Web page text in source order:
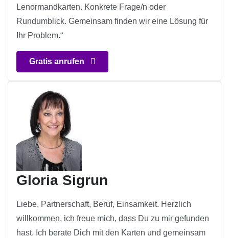
Lenormandkarten. Konkrete Frage/n oder
Rundumblick. Gemeinsam finden wir eine Lösung für
Ihr Problem.“
Gratis anrufen
Gloria Sigrun
Liebe, Partnerschaft, Beruf, Einsamkeit. Herzlich
willkommen, ich freue mich, dass Du zu mir gefunden
hast. Ich berate Dich mit den Karten und gemeinsam